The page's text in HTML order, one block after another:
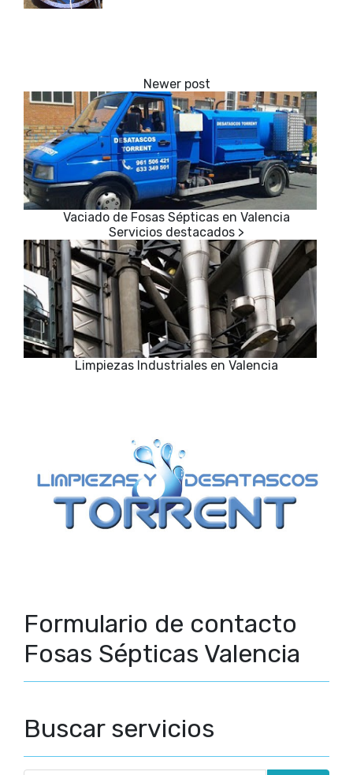
Vaciado de Fosas Sépticas en Valencia
Limpiezas Industriales en Valencia
Formulario de contacto
Fosas Sépticas Valencia
Buscar servicios